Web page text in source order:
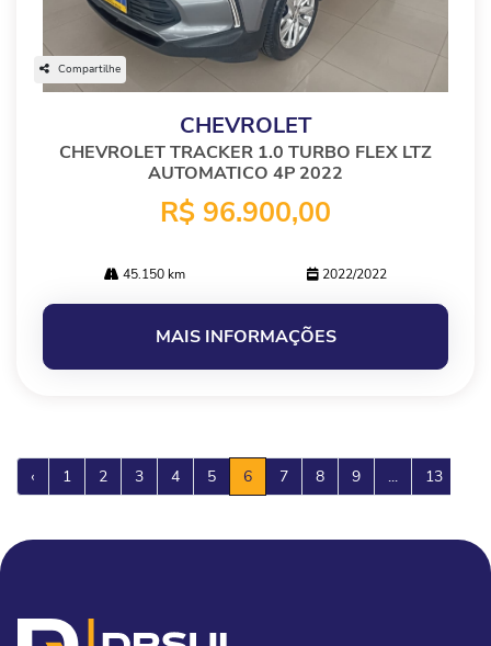
Compartilhe
CHEVROLET
CHEVROLET TRACKER 1.0 TURBO FLEX LTZ
AUTOMATICO 4P 2022
R$ 96.900,00
45.150 km 2022/2022
MAIS INFORMAÇÕES
‹ 1 2 3 4 5 6 7 8 9 ... 13